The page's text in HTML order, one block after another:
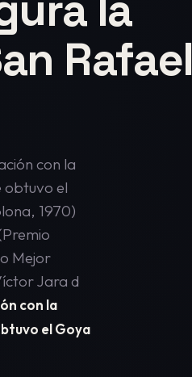
Rafael
con la
obtuvo el
1970)
Mejor
Jara d
con la
el Goya